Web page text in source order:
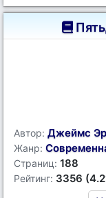
Автор: Джеймс
Жанр:
Страниц: 188
Рейтинг: 3356